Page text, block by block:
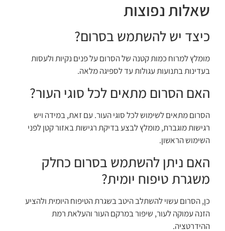
שאלות נפוצות
כיצד יש להשתמש בסרום?
מומלץ למרוח כמות קטנה של הסרום על פנים נקיות ולעסות
בעדינות בתנועות עגולות עד לספיגה מלאה.
האם הסרום מתאים לכל סוגי העור?
הסרום מתאים לשימוש לכל סוגי העור. עם זאת, במידה ויש
רגישות מוגברת, מומלץ לבצע בדיקת רגישות באזור קטן לפני
השימוש הראשון.
האם ניתן להשתמש בסרום כחלק
משגרת טיפוח יומית?
כן, הסרום עשוי להשתלב היטב בשגרת הטיפוח היומית ולהציע
הזנה עמוקה לעור, שיפור במרקם העור והעלאת רמת
ההידרטציה.